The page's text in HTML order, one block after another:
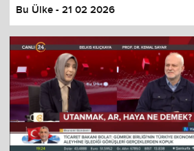
Bu Ülke - 21 02 2026